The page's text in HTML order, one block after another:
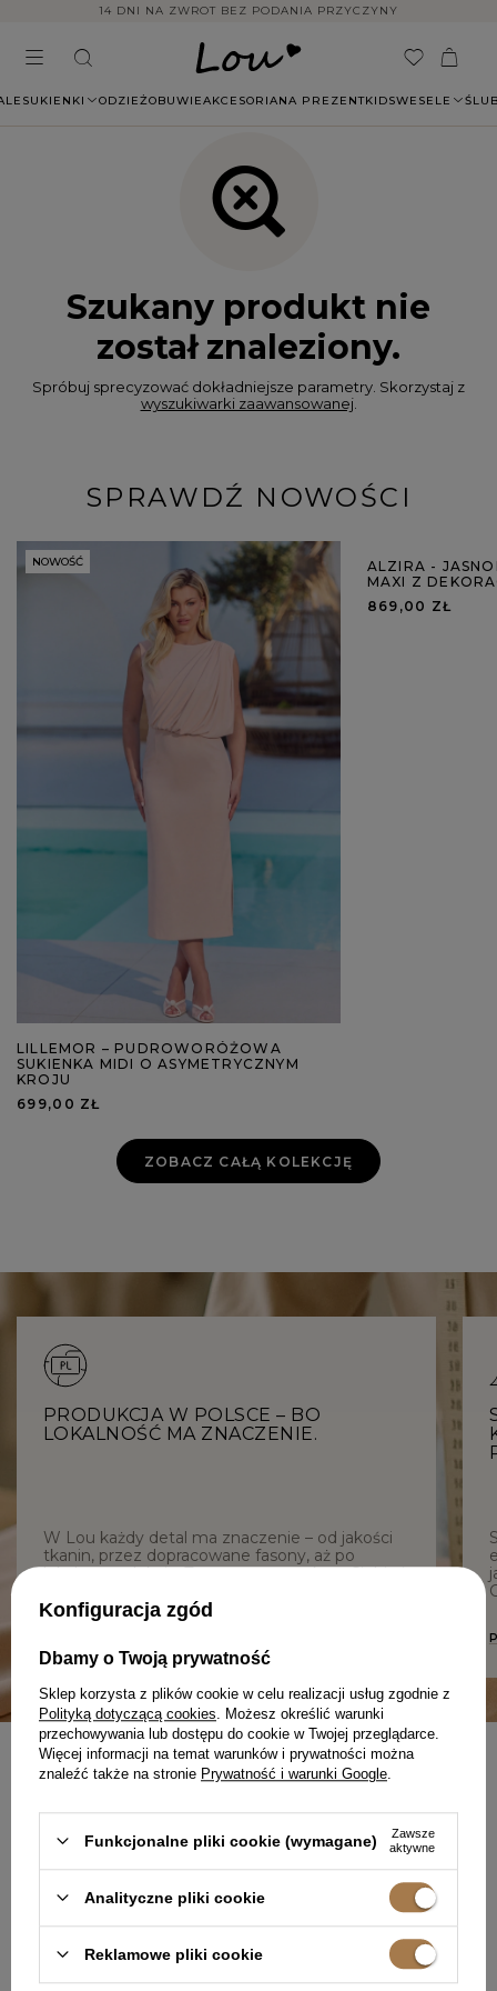
14 DNI NA ZWROT BEZ PODANIA PRZYCZYNY
SUKIENKI ODZIEŻOBUWIEAKCESORIANA PREZENTKIDSWESELE
Szukany produkt nie
został znaleziony.
Spróbuj sprecyzować dokładniejsze parametry. Skorzystaj z
wyszukiwarki zaawansowanej.
SPRAWDŹ NOWOŚCI
NOWOŚĆ
LILLEMOR – PUDROWORÓŻOWA
SUKIENKA MIDI O ASYMETRYCZNYM
KROJU
699,00 ZŁ
NOWOŚĆ
ALZIRA -
MAXI Z
869,00 ZŁ
ZOBACZ CAŁĄ KOLEKCJĘ
PRODUKCJA W POLSCE – BO
LOKALNOŚĆ MA ZNACZENIE.
W Lou każdy detal ma znaczenie – od jakości
tkanin, przez dopracowane fasony, aż po
lokalną produkcję. Tworzymy z troską o Ciebie i
NEWSLETTER
UBIERZ SIĘ W PEWNOŚĆ
SIEBIE
Zapisz się do darmowego newslettera
w programie lojalnościowym Lou.pl
Konfiguracja zgód
Dbamy o Twoją prywatność
Sklep korzysta z plików cookie w celu realizacji usług zgodnie z
Polityką dotyczącą cookies . Możesz określić warunki
przechowywania lub dostępu do cookie w Twojej przeglądarce.
Więcej informacji na temat warunków i prywatności można
znaleźć także na stronie Prywatność i warunki Google
Funkcjonalne pliki cookie (wymagane)
Zawsze
aktywne
Analityczne pliki cookie
Reklamowe pliki cookie